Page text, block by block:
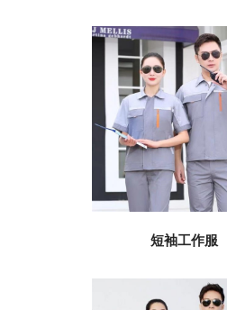
短袖工作服